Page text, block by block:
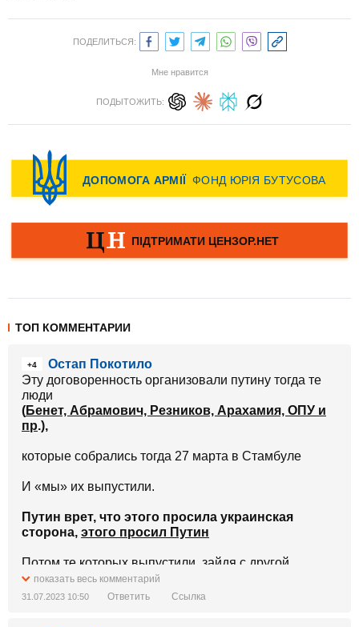
ПОДЕЛИТЬСЯ:
Мне нравится
ПОДЫТОЖИТЬ:
ТОП КОММЕНТАРИИ
+4
Остап Покотило
Эту договоренность организовали путину тогда те
люди
(Бенет, Абрамович, Резников, Арахамия, ОПУ и
пр.),
которые собрались тогда 27 марта в Стамбуле
И «мы» их выпустили.
Путин врет, что этого просила украинская
сторона, этого просил Путин
Потом те которых выпустили ,зайдя с другой
стороны убивали наших...
показать весь комментарий
31.07.2023 10:50 Ответить Ссылка